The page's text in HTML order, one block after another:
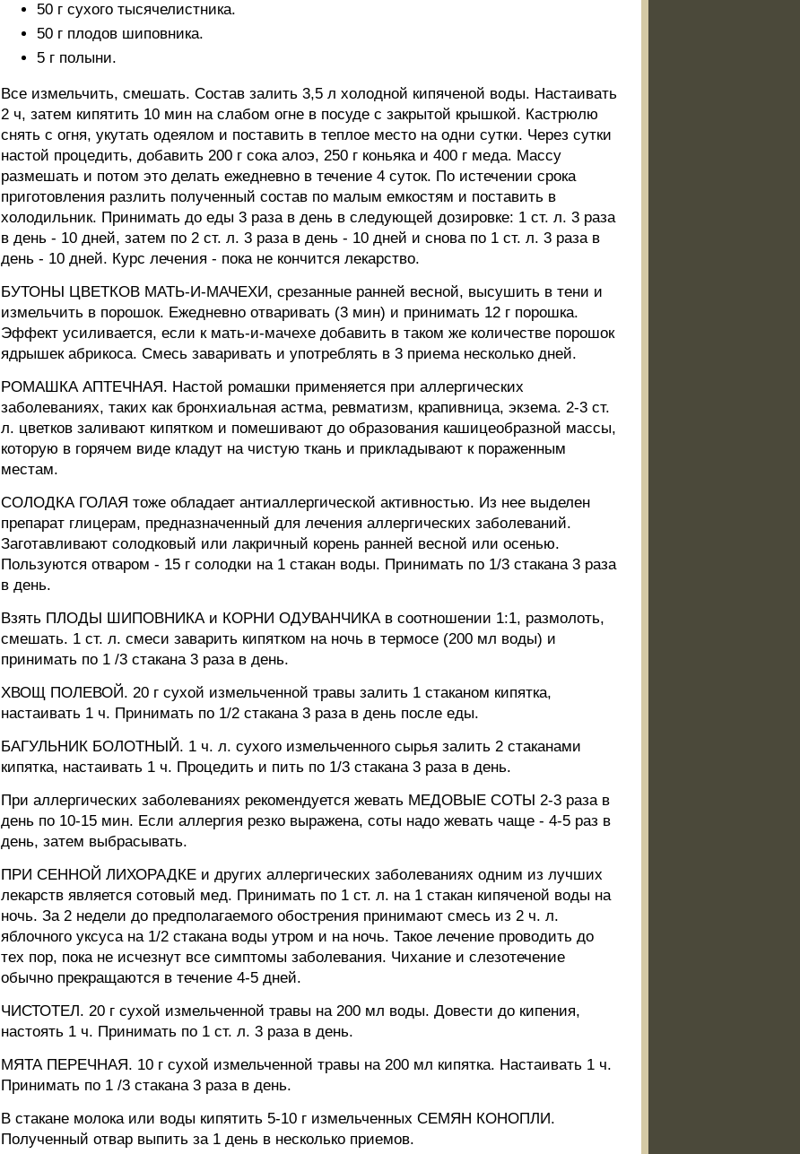
50 г сухого тысячелистника.
50 г плодов шиповника.
5 г полыни.
Все измельчить, смешать. Состав залить 3,5 л холодной кипяченой воды. Настаивать
2 ч, затем кипятить 10 мин на слабом огне в посуде с закрытой крышкой. Кастрюлю
снять с огня, укутать одеялом и поставить в теплое место на одни сутки. Через сутки
настой процедить, добавить 200 г сока алоэ, 250 г коньяка и 400 г меда. Массу
размешать и потом это делать ежедневно в течение 4 суток. По истечении срока
приготовления разлить полученный состав по малым емкостям и поставить в
холодильник. Принимать до еды 3 раза в день в следующей дозировке: 1 ст. л. 3 раза
в день - 10 дней, затем по 2 ст. л. 3 раза в день - 10 дней и снова по 1 ст. л. 3 раза в
день - 10 дней. Курс лечения - пока не кончится лекарство.
БУТОНЫ ЦВЕТКОВ МАТЬ-И-МАЧЕХИ, срезанные ранней весной, высушить в тени и
измельчить в порошок. Ежедневно отваривать (3 мин) и принимать 12 г порошка.
Эффект усиливается, если к мать-и-мачехе добавить в таком же количестве порошок
ядрышек абрикоса. Смесь заваривать и употреблять в 3 приема несколько дней.
РОМАШКА АПТЕЧНАЯ. Настой ромашки применяется при аллергических
заболеваниях, таких как бронхиальная астма, ревматизм, крапивница, экзема. 2-3 ст.
л. цветков заливают кипятком и помешивают до образования кашицеобразной массы,
которую в горячем виде кладут на чистую ткань и прикладывают к пораженным
местам.
СОЛОДКА ГОЛАЯ тоже обладает антиаллергической активностью. Из нее выделен
препарат глицерам, предназначенный для лечения аллергических заболеваний.
Заготавливают солодковый или лакричный корень ранней весной или осенью.
Пользуются отваром - 15 г солодки на 1 стакан воды. Принимать по 1/3 стакана 3 раза
в день.
Взять ПЛОДЫ ШИПОВНИКА и КОРНИ ОДУВАНЧИКА в соотношении 1:1, размолоть,
смешать. 1 ст. л. смеси заварить кипятком на ночь в термосе (200 мл воды) и
принимать по 1 /3 стакана 3 раза в день.
ХВОЩ ПОЛЕВОЙ. 20 г сухой измельченной травы залить 1 стаканом кипятка,
настаивать 1 ч. Принимать по 1/2 стакана 3 раза в день после еды.
БАГУЛЬНИК БОЛОТНЫЙ. 1 ч. л. сухого измельченного сырья залить 2 стаканами
кипятка, настаивать 1 ч. Процедить и пить по 1/3 стакана 3 раза в день.
При аллергических заболеваниях рекомендуется жевать МЕДОВЫЕ СОТЫ 2-3 раза в
день по 10-15 мин. Если аллергия резко выражена, соты надо жевать чаще - 4-5 раз в
день, затем выбрасывать.
ПРИ СЕННОЙ ЛИХОРАДКЕ и других аллергических заболеваниях одним из лучших
лекарств является сотовый мед. Принимать по 1 ст. л. на 1 стакан кипяченой воды на
ночь. За 2 недели до предполагаемого обострения принимают смесь из 2 ч. л.
яблочного уксуса на 1/2 стакана воды утром и на ночь. Такое лечение проводить до
тех пор, пока не исчезнут все симптомы заболевания. Чихание и слезотечение
обычно прекращаются в течение 4-5 дней.
ЧИСТОТЕЛ. 20 г сухой измельченной травы на 200 мл воды. Довести до кипения,
настоять 1 ч. Принимать по 1 ст. л. 3 раза в день.
МЯТА ПЕРЕЧНАЯ. 10 г сухой измельченной травы на 200 мл кипятка. Настаивать 1 ч.
Принимать по 1 /3 стакана 3 раза в день.
В стакане молока или воды кипятить 5-10 г измельченных СЕМЯН КОНОПЛИ.
Полученный отвар выпить за 1 день в несколько приемов.